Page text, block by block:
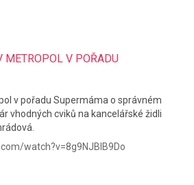
METROPOL V POŘADU
v pořadu Supermáma o správném
vhodných cviků na kancelářské židli
watch?v=8g9NJBIB9Do